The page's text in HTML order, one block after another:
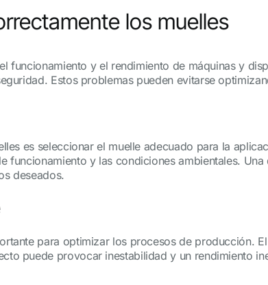
los muelles
funcionamiento y el rendimiento de máquinas y
Estos problemas pueden evitarse
es seleccionar el muelle adecuado para la
funcionamiento y las condiciones ambientales.
deseados.
para optimizar los procesos de producción.
puede provocar inestabilidad y un rendimiento